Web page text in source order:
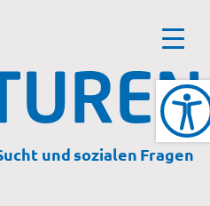
und sozialen Fragen